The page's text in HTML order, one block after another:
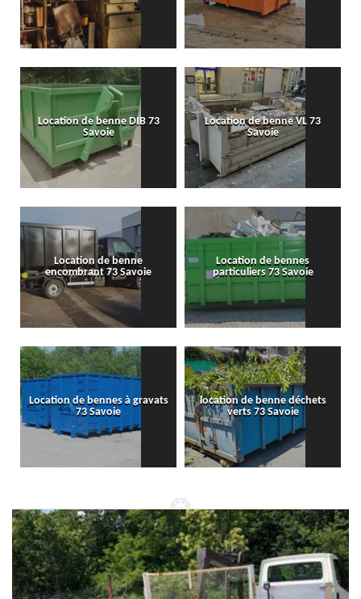
Location de benne DIB 73
Savoie
Location de benne VL 73
Savoie
Location de benne
encombrant 73 Savoie
Location de bennes
particuliers 73 Savoie
Location de bennes à gravats
73 Savoie
location de benne déchets
verts 73 Savoie